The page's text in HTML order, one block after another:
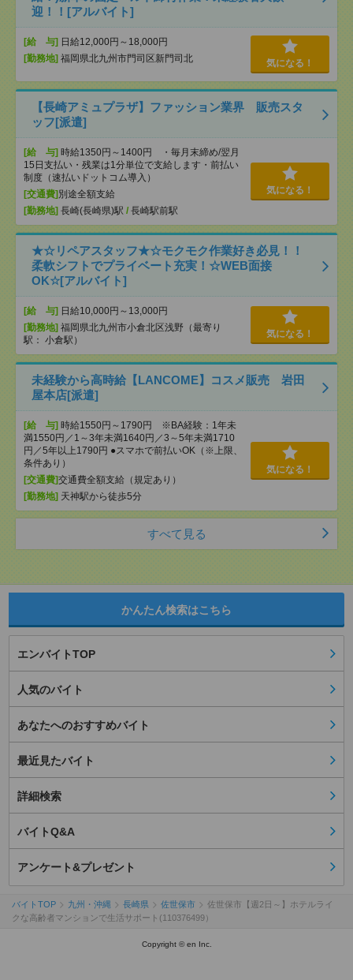
迎！！[アルバイト]
[給 与] 日給12,000円～18,000円
[勤務地] 福岡県北九州市門司区新門司北 気になる！
【長崎アミュプラザ】ファッション業界 販売スタ
ッフ[派遣]
[給 与] 時給1350円～1400円 ・毎月末締め/翌月
15日支払い・残業は1分単位で支給します・前払い
制度（速払いドットコム導入）
[交通費] 別途全額支給
[勤務地] 長崎(長崎県)駅 / 長崎駅前駅
気になる！
★☆リペアスタッフ★☆モクモク作業好き必見！！
柔軟シフトでプライベート充実！☆WEB面接
OK☆[アルバイト]
[給 与] 日給10,000円～13,000円
[勤務地] 福岡県北九州市小倉北区浅野（最寄り
駅： 小倉駅）
気になる！
未経験から高時給【LANCOME】コスメ販売 岩田
屋本店[派遣]
[給 与] 時給1550円～1790円 ※BA経験：1年未
満1550円／1～3年未満1640円／3～5年未満1710
円／5年以上1790円 ●スマホで前払いOK（※上限、
条件あり）
[交通費]交通費全額支給（規定あり）
[勤務地] 天神駅から徒歩5分
気になる！
すべて見る
かんたん検索はこちら
エンバイトTOP
人気のバイト
あなたへのおすすめバイト
最近見たバイト
詳細検索
バイトQ&A
アンケート&プレゼント
バイトTOP 九州・沖縄 長崎県 佐世保市
佐世保市【週2日～】ホテルライ
クな高齢者マンションで生活サポート(110376499）
Copyright © en Inc.